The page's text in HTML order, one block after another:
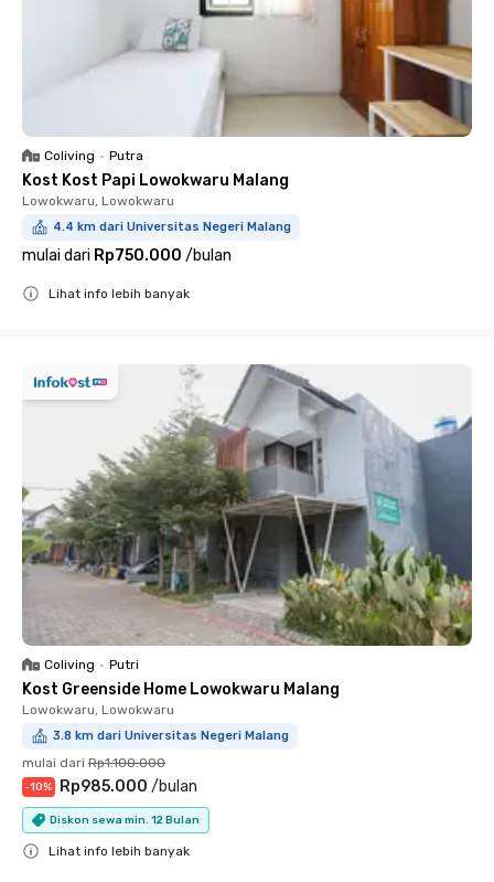
Coliving • Putra
Kost Kost Papi Lowokwaru Malang
Lowokwaru, Lowokwaru
4.4 km dari Universitas Negeri Malang
mulai dari Rp750.000 /bulan
Lihat info lebih banyak
Coliving • Putri
Kost Greenside Home Lowokwaru Malang
Lowokwaru, Lowokwaru
3.8 km dari Universitas Negeri Malang
mulai dari Rp1.100.000
-10% Rp985.000 /bulan
Diskon sewa min. 12 Bulan
Lihat info lebih banyak